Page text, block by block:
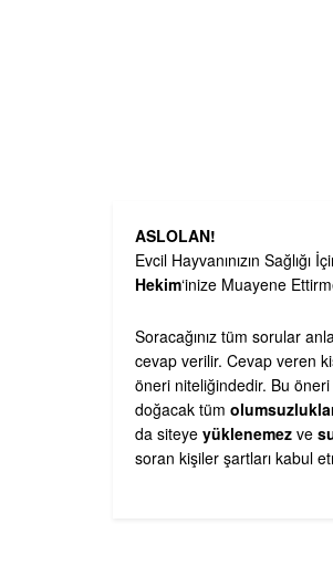
ASLOLAN!
Evcil Hayvanınızın Sağlığı
Hekim‘inize Muayene
Soracağınız tüm sorular
cevap verilir. Cevap veren
öneri niteliğindedir. Bu
doğacak tüm
da siteye yüklenemez ve
soran kişiler şartları kabul